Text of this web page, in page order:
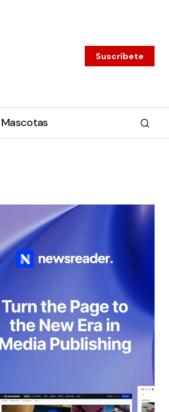
Suscríbete
Mascotas